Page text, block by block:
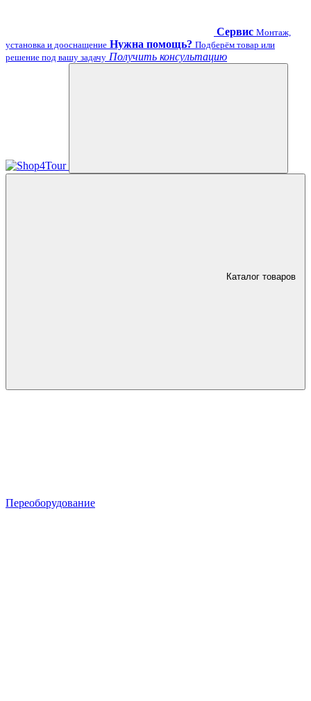
Сервис Монтаж,
установка и дооснащение Нужна помощь? Подберём товар или
решение под вашу задачу Получить консультацию
Каталог товаров
Переоборудование